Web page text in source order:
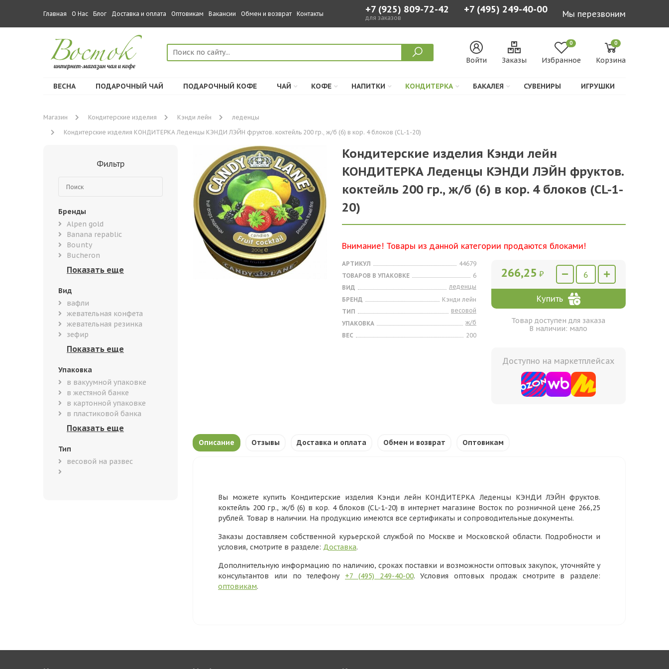
Главная О Нас Блог Доставка и оплата Оптовикам Вакансии Обмен и возврат Контакты +7 (925) 809-72-42
для заказов
+7 (495) 249-40-00 Мы перезвоним
Войти Заказы
0
Избранное
0
Корзина
ВЕСНА ПОДАРОЧНЫЙ ЧАЙ ПОДАРОЧНЫЙ КОФЕ ЧАЙ КОФЕ НАПИТКИ КОНДИТЕРКА БАКАЛЕЯ СУВЕНИРЫ ИГРУШКИ
Магазин Кондитерские изделия Кэнди лейн
леденцы
Кондитерские изделия КОНДИТЕРКА Леденцы КЭНДИ ЛЭЙН фруктов. коктейль 200 гр., ж/б (6) в кор. 4 блоков (CL-1-20)
Фильтр
Бренды
Alpen gold
Banana repablic
Bounty
Bucheron
Вид
вафли
жевательная конфета
жевательная резинка
зефир
Упаковка
в вакуумной упаковке
в жестяной банке
в картонной упаковке
в пластиковой банка
Тип
весовой на развес
Кондитерские изделия Кэнди лейн
КОНДИТЕРКА Леденцы КЭНДИ ЛЭЙН фруктов.
коктейль 200 гр., ж/б (6) в кор. 4 блоков (CL-1-
20)
Внимание! Товары из данной категории продаются блоками!
АРТИКУЛ
44679
ТОВАРОВ В УПАКОВКЕ
6
ВИД
леденцы
БРЕНД
Кэнди лейн
ТИП
весовой
УПАКОВКА
ж/б
ВЕС
200
266,25 ₽
Купить
Товар доступен для заказа
В наличии: мало
Доступно на маркетплейсах
Описание Отзывы Доставка и оплата Обмен и возврат Оптовикам
Вы можете купить Кондитерские изделия Кэнди лейн КОНДИТЕРКА Леденцы КЭНДИ ЛЭЙН фруктов.
коктейль 200 гр., ж/б (6) в кор. 4 блоков (CL-1-20) в интернет магазине Восток по розничной цене 266,25
рублей. Товар в наличии. На продукцию имеются все сертификаты и сопроводительные документы.
Заказы доставляем собственной курьерской службой по Москве и Московской области. Подробности и
условия, смотрите в разделе: Доставка.
Дополнительную информацию по наличию, сроках поставки и возможности оптовых закупок, уточняйте у
консультантов или по телефону +7 (495) 249-40-00. Условия оптовых продаж смотрите в разделе:
оптовикам.